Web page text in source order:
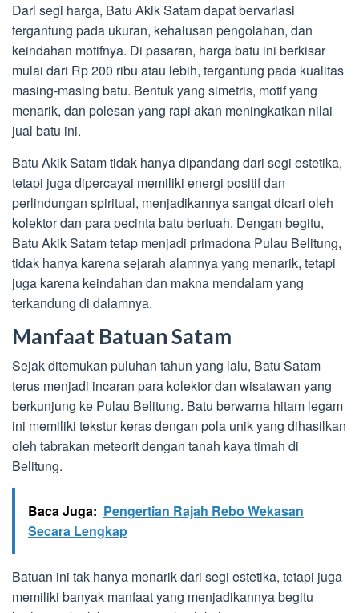
Dari segi harga, Batu Akik Satam dapat bervariasi
tergantung pada ukuran, kehalusan pengolahan, dan
keindahan motifnya. Di pasaran, harga batu ini berkisar
mulai dari Rp 200 ribu atau lebih, tergantung pada kualitas
masing-masing batu. Bentuk yang simetris, motif yang
menarik, dan polesan yang rapi akan meningkatkan nilai
jual batu ini.
Batu Akik Satam tidak hanya dipandang dari segi estetika,
tetapi juga dipercayai memiliki energi positif dan
perlindungan spiritual, menjadikannya sangat dicari oleh
kolektor dan para pecinta batu bertuah. Dengan begitu,
Batu Akik Satam tetap menjadi primadona Pulau Belitung,
tidak hanya karena sejarah alamnya yang menarik, tetapi
juga karena keindahan dan makna mendalam yang
terkandung di dalamnya.
Manfaat Batuan Satam
Sejak ditemukan puluhan tahun yang lalu, Batu Satam
terus menjadi incaran para kolektor dan wisatawan yang
berkunjung ke Pulau Belitung. Batu berwarna hitam legam
ini memiliki tekstur keras dengan pola unik yang dihasilkan
oleh tabrakan meteorit dengan tanah kaya timah di
Belitung.
Baca Juga: Pengertian Rajah Rebo Wekasan
Secara Lengkap
Batuan ini tak hanya menarik dari segi estetika, tetapi juga
memiliki banyak manfaat yang menjadikannya begitu